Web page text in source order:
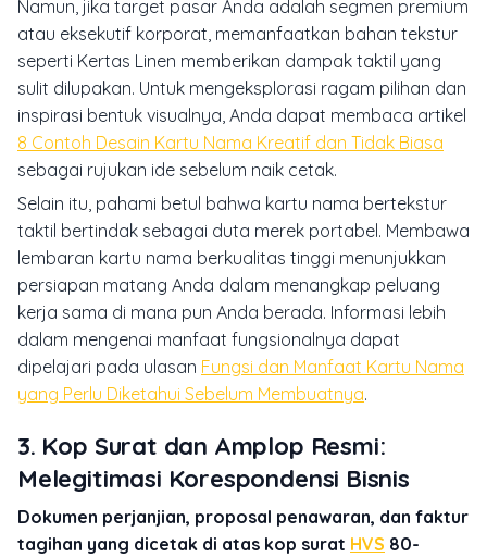
Namun, jika target pasar Anda adalah segmen premium
atau eksekutif korporat, memanfaatkan bahan tekstur
seperti Kertas Linen memberikan dampak taktil yang
sulit dilupakan. Untuk mengeksplorasi ragam pilihan dan
inspirasi bentuk visualnya, Anda dapat membaca artikel
8 Contoh Desain Kartu Nama Kreatif dan Tidak Biasa
sebagai rujukan ide sebelum naik cetak.
Selain itu, pahami betul bahwa kartu nama bertekstur
taktil bertindak sebagai duta merek portabel. Membawa
lembaran kartu nama berkualitas tinggi menunjukkan
persiapan matang Anda dalam menangkap peluang
kerja sama di mana pun Anda berada. Informasi lebih
dalam mengenai manfaat fungsionalnya dapat
dipelajari pada ulasan Fungsi dan Manfaat Kartu Nama
yang Perlu Diketahui Sebelum Membuatnya.
3. Kop Surat dan Amplop Resmi:
Melegitimasi Korespondensi Bisnis
Dokumen perjanjian, proposal penawaran, dan faktur
tagihan yang dicetak di atas kop surat HVS 80-